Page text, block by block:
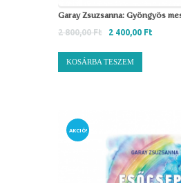
Garay Zsuzsanna: Gyöngyös
2 800,00Ft 2 400,00 Ft
KOSÁRBA TESZEM
AKCIÓ!